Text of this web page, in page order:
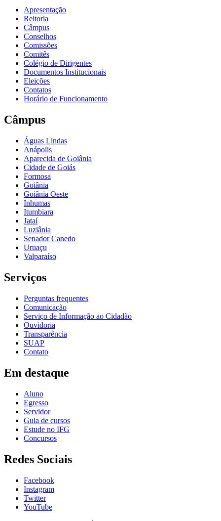
Apresentação
Reitoria
Câmpus
Conselhos
Comissões
Comitês
Colégio de Dirigentes
Documentos Institucionais
Eleições
Contatos
Horário de Funcionamento
Câmpus
Águas Lindas
Anápolis
Aparecida de Goiânia
Cidade de Goiás
Formosa
Goiânia
Goiânia Oeste
Inhumas
Itumbiara
Jataí
Luziânia
Senador Canedo
Uruaçu
Valparaíso
Serviços
Perguntas frequentes
Comunicação
Serviço de Informação ao Cidadão
Ouvidoria
Transparência
SUAP
Contato
Em destaque
Aluno
Egresso
Servidor
Guia de cursos
Estude no IFG
Concursos
Redes Sociais
Facebook
Instagram
Twitter
YouTube